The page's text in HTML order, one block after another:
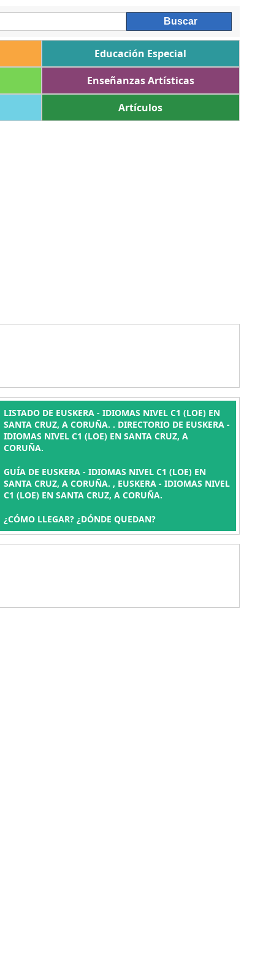
Educación Especial
Enseñanzas Artísticas
Artículos
LISTADO DE EUSKERA - IDIOMAS NIVEL C1 (LOE) EN
SANTA CRUZ, A CORUÑA. . DIRECTORIO DE EUSKERA -
IDIOMAS NIVEL C1 (LOE) EN SANTA CRUZ, A
CORUÑA.
GUÍA DE EUSKERA - IDIOMAS NIVEL C1 (LOE) EN
SANTA CRUZ, A CORUÑA. , EUSKERA - IDIOMAS NIVEL
C1 (LOE) EN SANTA CRUZ, A CORUÑA.
¿CÓMO LLEGAR? ¿DÓNDE QUEDAN?